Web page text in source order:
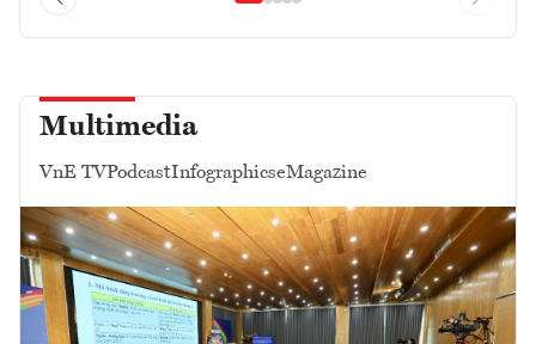
Multimedia
VnE TVPodcastInfographicseMagazine